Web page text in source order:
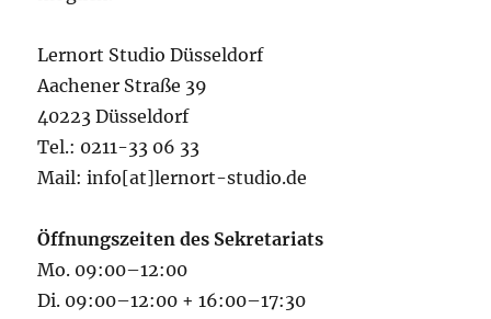
Lernort Studio Düsseldorf
Aachener Straße 39
40223 Düsseldorf
Tel.: 0211-33 06 33
Mail: info[at]lernort-studio.de
Öffnungszeiten des Sekretariats
Mo. 09:00–12:00
Di. 09:00–12:00 + 16:00–17:30